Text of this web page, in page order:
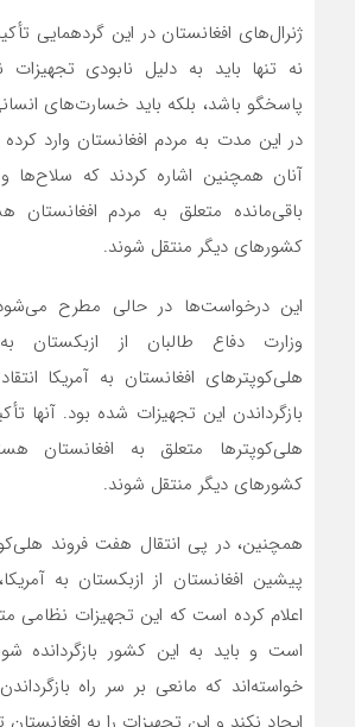
ژنرال‌های افغانستان در این گردهمایی
نه تنها باید به دلیل نابودی تجهیزات
پاسخگو باشد، بلکه باید خسارت‌های
در این مدت به مردم افغانستان وارد
آنان همچنین اشاره کردند که سلاح‌ها
باقی‌مانده متعلق به مردم افغانستان
کشورهای دیگر منتقل شوند.
این درخواست‌ها در حالی مطرح
وزارت دفاع طالبان از ازبکستان
هلی‌کوپترهای افغانستان به آمریکا
بازگرداندن این تجهیزات شده بود. آنها
هلی‌کوپترها متعلق به افغانستان
کشورهای دیگر منتقل شوند.
همچنین، در پی انتقال هفت فروند
پیشین افغانستان از ازبکستان به
اعلام کرده است که این تجهیزات نظامی
است و باید به این کشور بازگردانده
خواسته‌اند که مانعی بر سر راه